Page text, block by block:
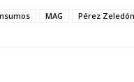
MAG Pérez Zeledón